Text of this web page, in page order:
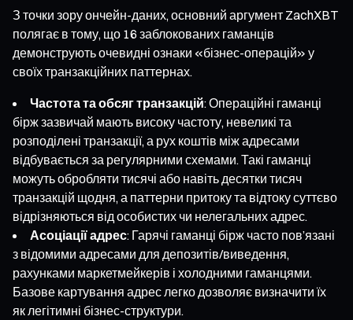
З точки зору ончейн-даних, основний аргумент ZachXBT
полягає в тому, що 16 заблокованих гаманців
демонструють очевидні ознаки «бізнес-операцій» у
своїх транзакційних паттернах.
Частота та обсяг транзакцій: Операційні гаманці
бірж зазвичай мають високу частоту, невеликі та
розподілені транзакції, а рух коштів між адресами
відбувається за регулярними схемами. Такі гаманці
можуть обробляти тисячі або навіть десятки тисяч
транзакцій щодня, а паттерни притоку та відтоку суттєво
відрізняються від особистих чи нелегальних адрес.
Асоціації адрес: Гарячі гаманці бірж часто пов’язані
з відомими адресами для депозитів/виведення,
рахунками маркетмейкерів і холодними гаманцями.
Базове картування адрес легко дозволяє визначити їх
як легітимні бізнес-структури.